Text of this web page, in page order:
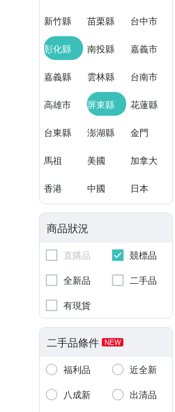
新竹縣 苗栗縣 台中市
彰化縣 南投縣 嘉義市
嘉義縣 雲林縣 台南市
高雄市 屏東縣 花蓮縣
台東縣 澎湖縣 金門
馬祖 美國 加拿大
香港 中國 日本
商品狀況
直購品
競標品
全新品
二手品
有現貨
二手品條件 NEW
福利品
近全新
八成新
出清品